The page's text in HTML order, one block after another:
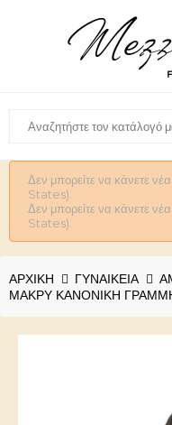
Δεν μπορείτε να κάνετε
States).
Δεν μπορείτε να κάνετε
States).
ΑΡΧΙΚΉ ΓΥΝΑΙΚΕΊΑ
ΜΑΚΡΎ ΚΑΝΟΝΙΚΉ